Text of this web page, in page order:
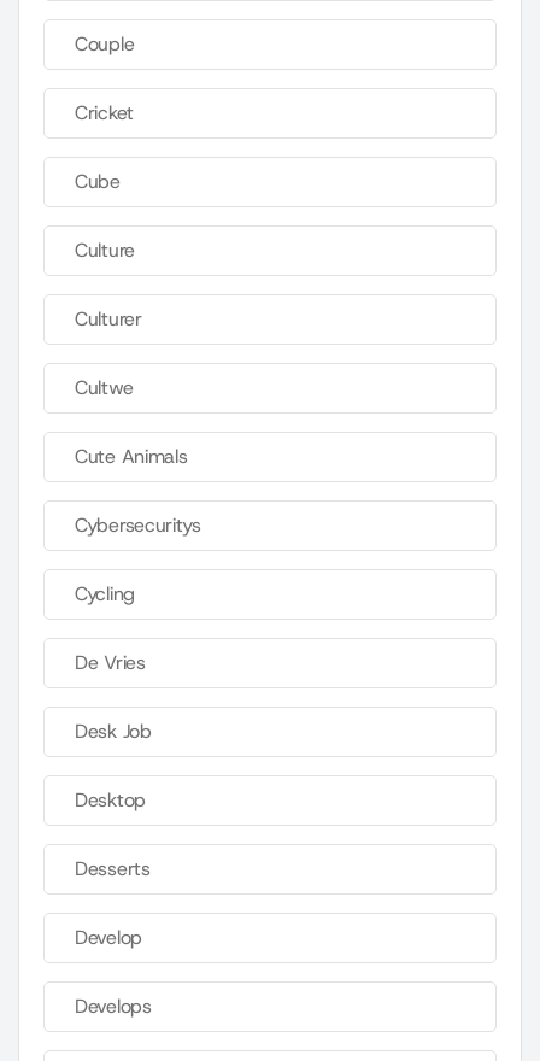
Couple
Cricket
Cube
Culture
Culturer
Cultwe
Cute Animals
Cybersecuritys
Cycling
De Vries
Desk Job
Desktop
Desserts
Develop
Develops